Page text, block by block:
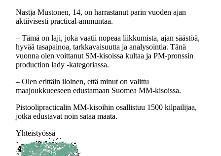
Nastja Mustonen, 14, on harrastanut parin vuoden ajan
aktiivisesti practical-ammuntaa.
– Tämä on laji, joka vaatii nopeaa liikkumista, ajan säästöä,
hyvää tasapainoa, tarkkavaisuutta ja analysointia. Tänä
vuonna olen voittanut SM-kisoissa kultaa ja PM-pronssin
production lady -kategoriassa.
– Olen erittäin iloinen, että minut on valittu
maajoukkueeseen edustamaan Suomea MM-kisoissa.
Pistoolipracticalin MM-kisoihin osallistuu 1500 kilpailijaa,
jotka edustavat noin sataa maata.
Yhteistyössä